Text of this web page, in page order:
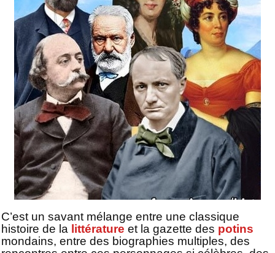
C’est un savant mélange entre une classique
histoire de la littérature et la gazette des potins
mondains, entre des biographies multiples, des